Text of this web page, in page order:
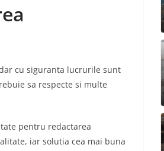
cu siguranta lucrurile sunt
sa respecte si multe
pentru redactarea
iar solutia cea mai buna